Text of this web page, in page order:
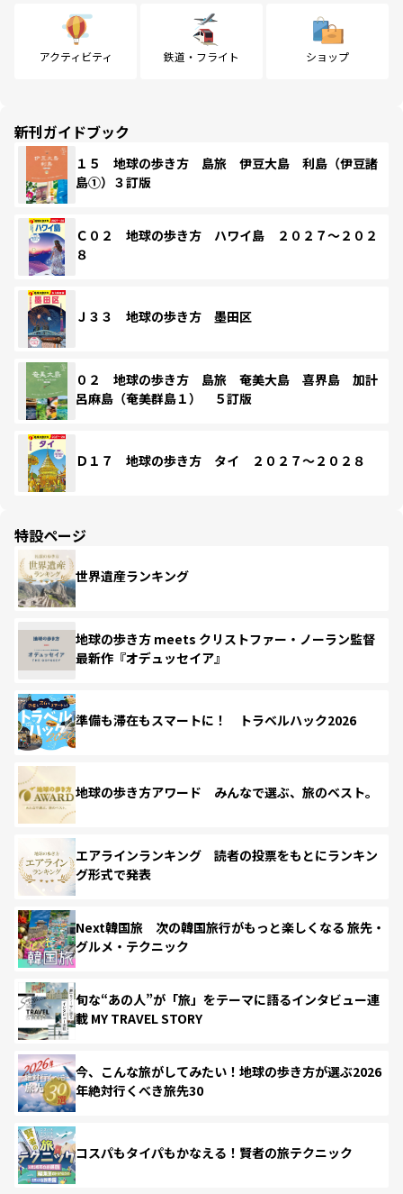
アクティビティ 鉄道・フライト ショップ
新刊ガイドブック
１５ 地球の歩き方 島旅 伊豆大島 利島（伊豆諸
島①）３訂版
Ｃ０２ 地球の歩き方 ハワイ島 ２０２７～２０２
８
Ｊ３３ 地球の歩き方 墨田区
０２ 地球の歩き方 島旅 奄美大島 喜界島 加計
呂麻島（奄美群島１） ５訂版
Ｄ１７ 地球の歩き方 タイ ２０２７～２０２８
特設ページ
世界遺産ランキング
地球の歩き方 meets クリストファー・ノーラン監督
最新作『オデュッセイア』
準備も滞在もスマートに！ トラベルハック2026
地球の歩き方アワード みんなで選ぶ、旅のベスト。
エアラインランキング 読者の投票をもとにランキン
グ形式で発表
Next韓国旅 次の韓国旅行がもっと楽しくなる 旅先・
グルメ・テクニック
旬な“あの人”が「旅」をテーマに語るインタビュー連
載 MY TRAVEL STORY
今、こんな旅がしてみたい！地球の歩き方が選ぶ2026
年絶対行くべき旅先30
コスパもタイパもかなえる！賢者の旅テクニック